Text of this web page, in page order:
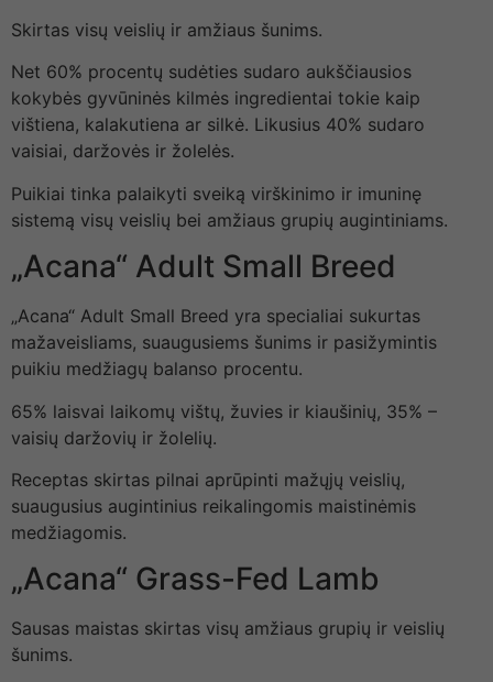
Skirtas visų veislių ir amžiaus šunims.
Net 60% procentų sudėties sudaro aukščiausios
kokybės gyvūninės kilmės ingredientai tokie kaip
vištiena, kalakutiena ar silkė. Likusius 40% sudaro
vaisiai, daržovės ir žolelės.
Puikiai tinka palaikyti sveiką virškinimo ir imuninę
sistemą visų veislių bei amžiaus grupių augintiniams.
„Acana“ Adult Small Breed
„Acana“ Adult Small Breed yra specialiai sukurtas
mažaveisliams, suaugusiems šunims ir pasižymintis
puikiu medžiagų balanso procentu.
65% laisvai laikomų vištų, žuvies ir kiaušinių, 35% –
vaisių daržovių ir žolelių.
Receptas skirtas pilnai aprūpinti mažųjų veislių,
suaugusius augintinius reikalingomis maistinėmis
medžiagomis.
„Acana“ Grass-Fed Lamb
Sausas maistas skirtas visų amžiaus grupių ir veislių
šunims.